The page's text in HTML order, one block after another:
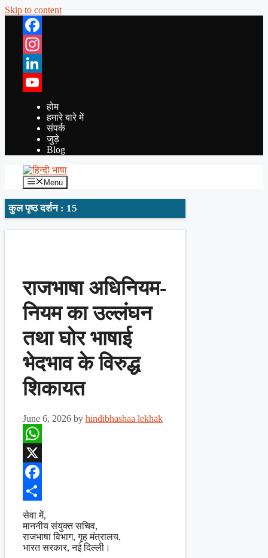
Skip to content
Facebook
Instagram
LinkedIn
YouTube
होम
हमारे बारे में
संपर्क
जुड़े
Blog
Menu
कुल पृष्ठ दर्शन : 15
राजभाषा अधिनियम-
नियम का उल्लंघन
तथा घोर भाषाई
भेदभाव के विरुद्ध
शिकायत
June 6, 2026 by hindibhashaa lekhak
WhatsApp
X
Facebook
Share
सेवा में,
माननीय संयुक्त सचिव,
राजभाषा विभाग, गृह मंत्रालय,
भारत सरकार, नई दिल्ली।